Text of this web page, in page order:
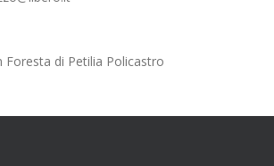
Foresta di Petilia Policastro